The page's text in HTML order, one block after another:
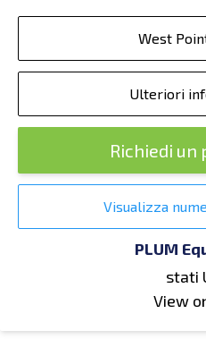
West
Ulteriori
Richiedi
Visualizza
PLUM
stati
View